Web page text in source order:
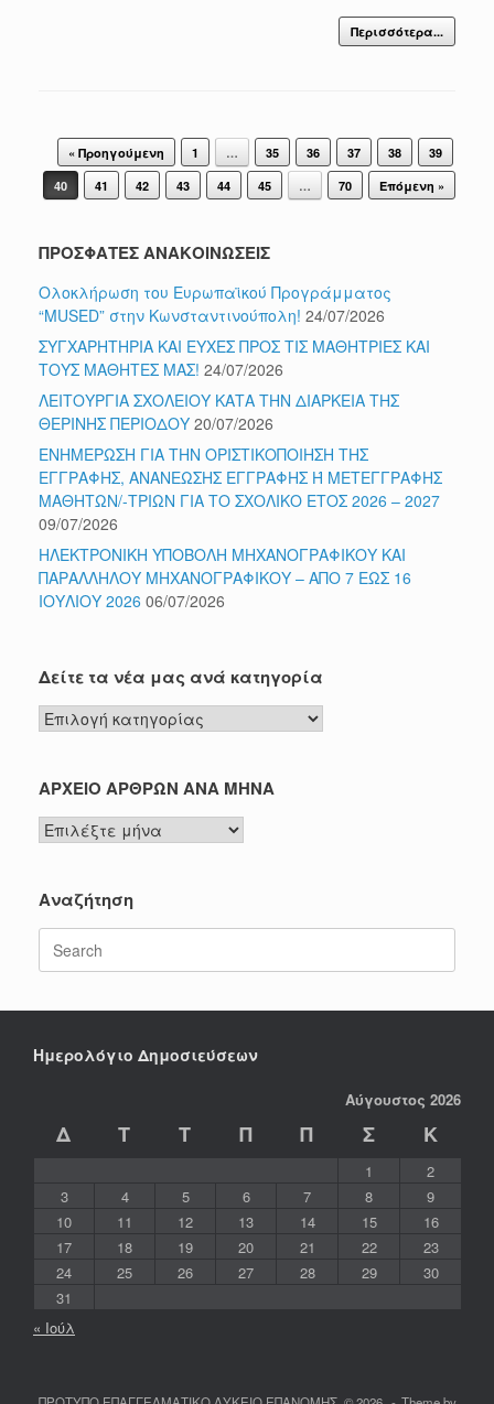
Περισσότερα...
Post navigation
« Προηγούμενη 1 … 35 36 37 38
39
40
41 42 43 44 45 … 70 Επόμενη »
ΠΡΟΣΦΑΤΕΣ ΑΝΑΚΟΙΝΩΣΕΙΣ
Ολοκλήρωση του Ευρωπαϊκού Προγράμματος
“MUSED” στην Κωνσταντινούπολη! 24/07/2026
ΣΥΓΧΑΡΗΤΗΡΙΑ ΚΑΙ ΕΥΧΕΣ ΠΡΟΣ ΤΙΣ ΜΑΘΗΤΡΙΕΣ ΚΑΙ
ΤΟΥΣ ΜΑΘΗΤΕΣ ΜΑΣ! 24/07/2026
ΛΕΙΤΟΥΡΓΙΑ ΣΧΟΛΕΙΟΥ ΚΑΤΑ ΤΗΝ ΔΙΑΡΚΕΙΑ ΤΗΣ
ΘΕΡΙΝΗΣ ΠΕΡΙΟΔΟΥ 20/07/2026
ΕΝΗΜΕΡΩΣΗ ΓΙΑ ΤΗΝ ΟΡΙΣΤΙΚΟΠΟΙΗΣΗ ΤΗΣ
ΕΓΓΡΑΦΗΣ, ΑΝΑΝΕΩΣΗΣ ΕΓΓΡΑΦΗΣ Ή ΜΕΤΕΓΓΡΑΦΗΣ
ΜΑΘΗΤΩΝ/-ΤΡΙΩΝ ΓΙΑ ΤΟ ΣΧΟΛΙΚΟ ΕΤΟΣ 2026 – 2027
09/07/2026
ΗΛΕΚΤΡΟΝΙΚΗ ΥΠΟΒΟΛΗ ΜΗΧΑΝΟΓΡΑΦΙΚΟΥ ΚΑΙ
ΠΑΡΑΛΛΗΛΟΥ ΜΗΧΑΝΟΓΡΑΦΙΚΟΥ – ΑΠΟ 7 ΕΩΣ 16
ΙΟΥΛΙΟΥ 2026 06/07/2026
Δείτε τα νέα μας ανά κατηγορία
Δείτε
τα
μας
κατηγορία
ΑΡΧΕΙΟ ΑΡΘΡΩΝ ΑΝΑ ΜΗΝΑ
ΑΡΧΕΙΟ
ΑΡΘΡΩΝ
ΜΗΝΑ
Αναζήτηση
for:
Ημερολόγιο Δημοσιεύσεων
Αύγουστος 2026
Δ Τ Τ Π Π Σ Κ
1
2
3
4 5 6 7 8
9
10
11 12 13 14 15
16
17
18 19 20 21 22
23
24
25 26 27 28 29
30
31
« Ιούλ